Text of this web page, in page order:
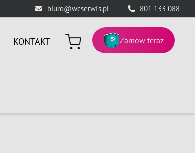
biuro@wcserwis.pl 801 133 088
KONTAKT Zamów teraz